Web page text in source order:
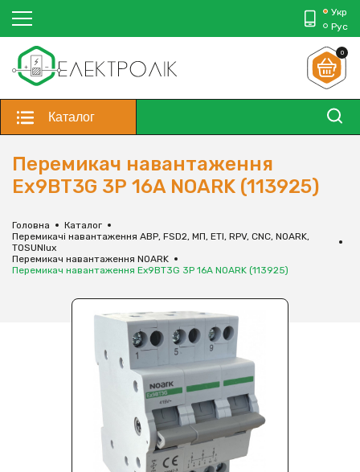
Укр
Рус
0
Каталог
Перемикач навантаження
Ex9BT3G 3Р 16A NOARK (113925)
Головна
Каталог
Перемикачі навантаження АВР, FSD2, МП, ЕТІ, RPV, CNC, NOARK,
TOSUNlux
Перемикач навантаження NOARK
Перемикач навантаження Ex9BT3G 3Р 16A NOARK (113925)